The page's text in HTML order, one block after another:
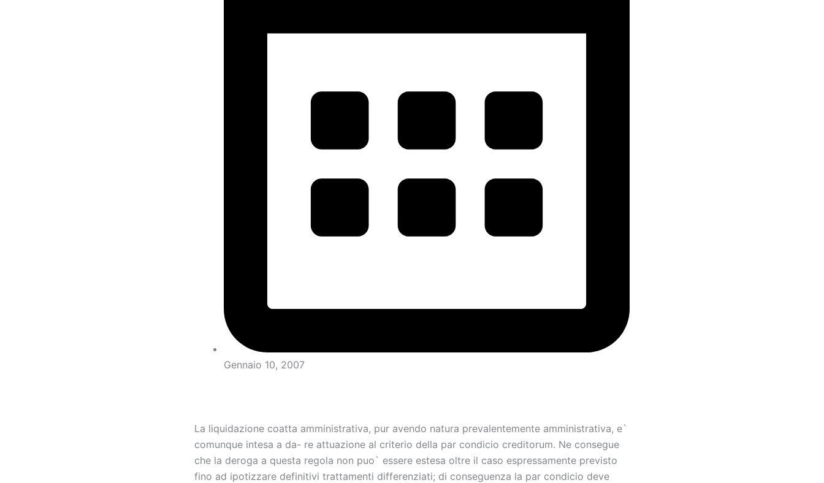
Gennaio 10, 2007
La liquidazione coatta amministrativa, pur avendo natura prevalentemente amministrativa, e`
comunque intesa a da- re attuazione al criterio della par condicio creditorum. Ne consegue
che la deroga a questa regola non puo` essere estesa oltre il caso espressamente previsto
fino ad ipotizzare definitivi trattamenti differenziati; di conseguenza la par condicio deve